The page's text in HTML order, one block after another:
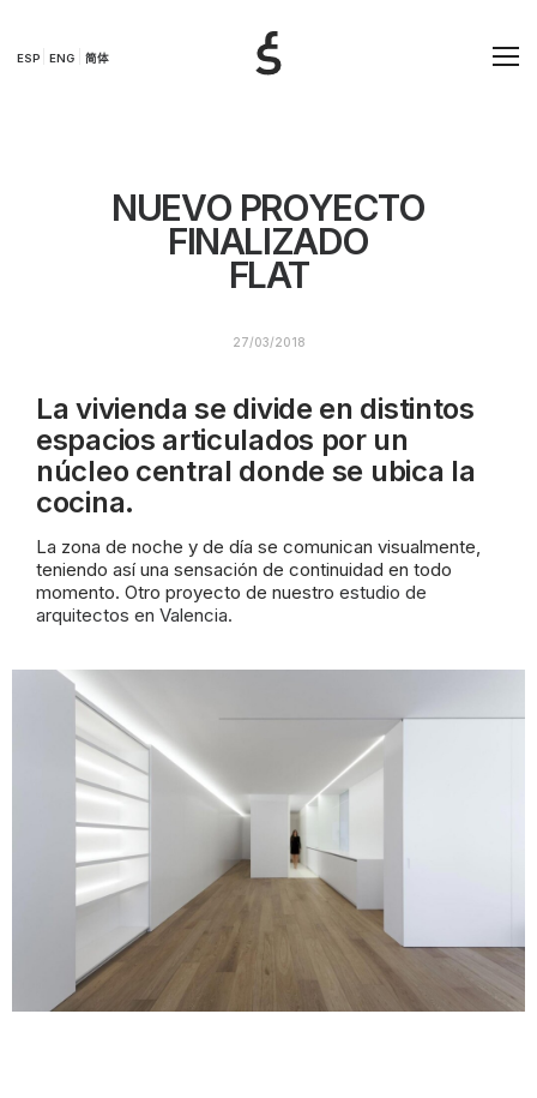
ESP ENG 简体
NUEVO PROYECTO
FINALIZADO
FLAT
27/03/2018
La vivienda se divide en distintos
espacios articulados por un
núcleo central donde se ubica la
cocina.
La zona de noche y de día se comunican visualmente,
teniendo así una sensación de continuidad en todo
momento. Otro proyecto de nuestro estudio de
arquitectos en Valencia.